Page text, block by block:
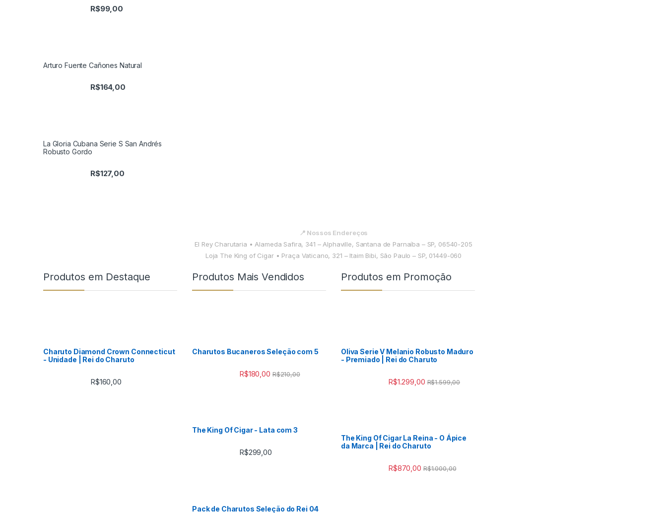
R$99,00
Arturo Fuente Cañones Natural
R$164,00
La Gloria Cubana Serie S San Andrés
Robusto Gordo
R$127,00
📍 Nossos Endereços
El Rey Charutaria • Alameda Safira, 341 – Alphaville, Santana de Parnaíba – SP, 06540-205
Loja The King of Cigar • Praça Vaticano, 321 – Itaim Bibi, São Paulo – SP, 01449-060
Produtos em Destaque
Charuto Diamond Crown Connecticut
- Unidade | Rei do Charuto
R$160,00
Produtos Mais Vendidos
Charutos Bucaneros Seleção com 5
R$180,00 R$210,00
The King Of Cigar - Lata com 3
R$299,00
Pack de Charutos Seleção do Rei 04
Produtos em Promoção
Oliva Serie V Melanio Robusto Maduro
- Premiado | Rei do Charuto
R$1.299,00 R$1.599,00
The King Of Cigar La Reina - O Ápice
da Marca | Rei do Charuto
R$870,00 R$1.000,00